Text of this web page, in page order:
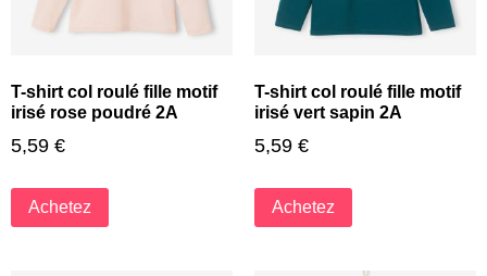
T-shirt col roulé fille motif
irisé rose poudré 2A
5,59 €
Achetez
T-shirt col roulé fille motif
irisé vert sapin 2A
5,59 €
Achetez